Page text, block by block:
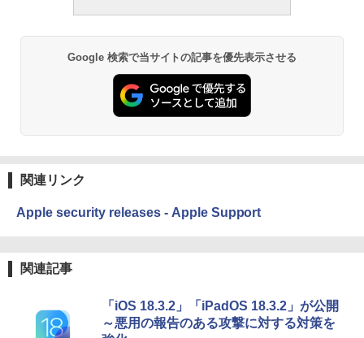
Google 検索で当サイトの記事を優先表示させる
関連リンク
Apple security releases - Apple Support
関連記事
「iOS 18.3.2」「iPadOS 18.3.2」が公開
～悪用の報告のある攻撃に対する対策を